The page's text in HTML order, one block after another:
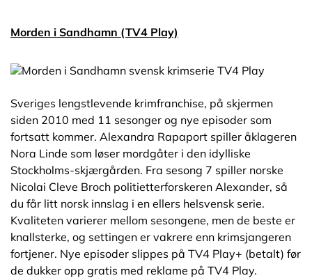
Morden i Sandhamn (TV4 Play)
Sveriges lengstlevende krimfranchise, på skjermen
siden 2010 med 11 sesonger og nye episoder som
fortsatt kommer. Alexandra Rapaport spiller åklageren
Nora Linde som løser mordgåter i den idylliske
Stockholms-skjærgården. Fra sesong 7 spiller norske
Nicolai Cleve Broch politietterforskeren Alexander, så
du får litt norsk innslag i en ellers helsvensk serie.
Kvaliteten varierer mellom sesongene, men de beste er
knallsterke, og settingen er vakrere enn krimsjangeren
fortjener. Nye episoder slippes på TV4 Play+ (betalt) før
de dukker opp gratis med reklame på TV4 Play.